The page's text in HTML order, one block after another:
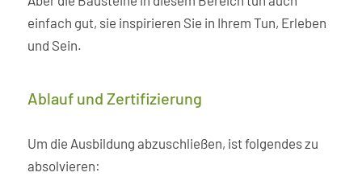
einfach gut, sie inspirieren Sie in Ihrem Tun, Erleben
und Sein.
Ablauf und Zertifizierung
Um die Ausbildung abzuschließen, ist folgendes zu
absolvieren: